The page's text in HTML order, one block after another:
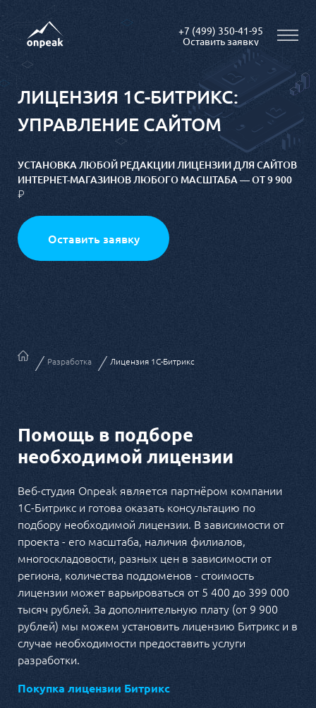
+7 (499) 350-41-95
ЛИЦЕНЗИЯ 1С-БИТРИКС:
УПРАВЛЕНИЕ САЙТОМ
УСТАНОВКА ЛЮБОЙ РЕДАКЦИИ ЛИЦЕНЗИИ ДЛЯ САЙТОВ
ИНТЕРНЕТ-МАГАЗИНОВ ЛЮБОГО МАСШТАБА — ОТ 9 900
₽
Разработка Лицензия 1С-Битрикс
Помощь в подборе
необходимой лицензии
Веб-студия Onpeak является партнёром компании
1С-Битрикс и готова оказать консультацию по
подбору необходимой лицензии. В зависимости от
проекта - его масштаба, наличия филиалов,
многоскладовости, разных цен в зависимости от
региона, количества поддоменов - стоимость
лицензии может варьироваться от 5 400 до 399 000
тысяч рублей. За дополнительную плату (от 9 900
рублей) мы можем установить лицензию Битрикс и в
случае необходимости предоставить услуги
разработки.
Покупка лицензии Битрикс